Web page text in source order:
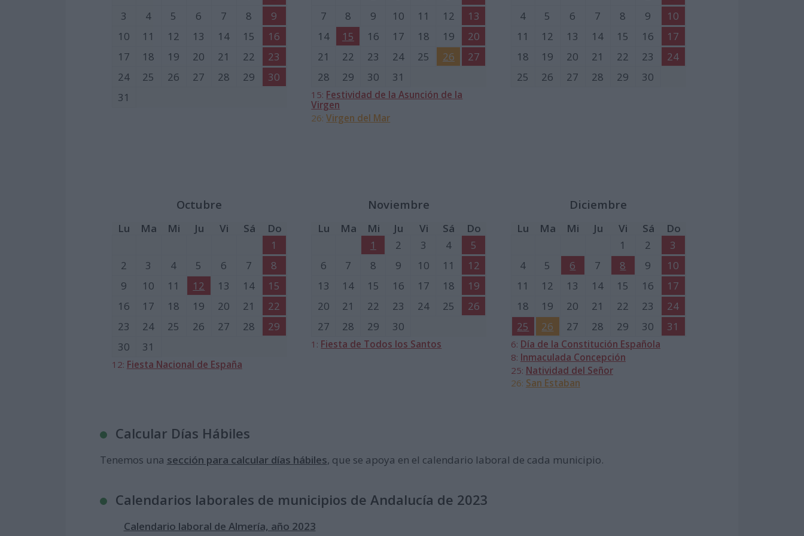
3
4 5 6 7 8
9
10
11 12 13 14 15
16
17
18 19 20 21 22
23
24
25 26 27 28 29
30
31
7
8 9 10 11 12
13
14
15 16 17 18 19
20
21
22 23 24 25 26
27
28
29 30 31
15: Festividad de la Asunción de la
Virgen
26:Virgen del Mar
4
5 6 7 8 9
10
11
12 13 14 15 16
17
18
19 20 21 22 23
24
25
26 27 28 29 30
Octubre
Lu Ma Mi Ju Vi Sá
Do
1
2
3 4 5 6 7
8
9
10 11 12 13 14
15
16
17 18 19 20 21
22
23
24 25 26 27 28
29
30
31
12: Fiesta Nacional de España
Noviembre
Lu Ma Mi Ju Vi Sá
Do
1
2 3 4
5
6
7 8 9 10 11
12
13
14 15 16 17 18
19
20
21 22 23 24 25
26
27
28 29 30
1: Fiesta de Todos los Santos
Diciembre
Lu Ma Mi Ju Vi Sá
Do
1
2
3
4
5 6 7 8 9
10
11
12 13 14 15 16
17
18
19 20 21 22 23
24
25
26 27 28 29 30 31
6: Día de la Constitución Española
8: Inmaculada Concepción
25: Natividad del Señor
26: San Estaban
Calcular Días Hábiles
Tenemos una sección para calcular días hábiles, que se apoya en el calendario laboral de cada municipio.
Calendarios laborales de municipios de Andalucía de 2023
Calendario laboral de Almería, año 2023